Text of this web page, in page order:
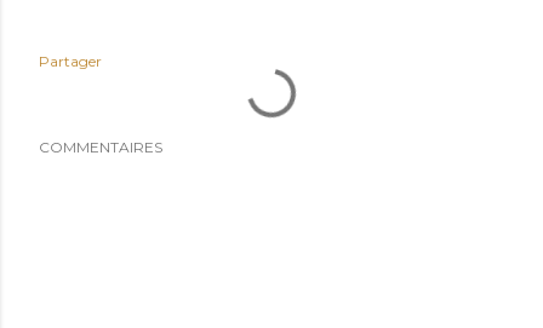
Partager
COMMENTAIRES